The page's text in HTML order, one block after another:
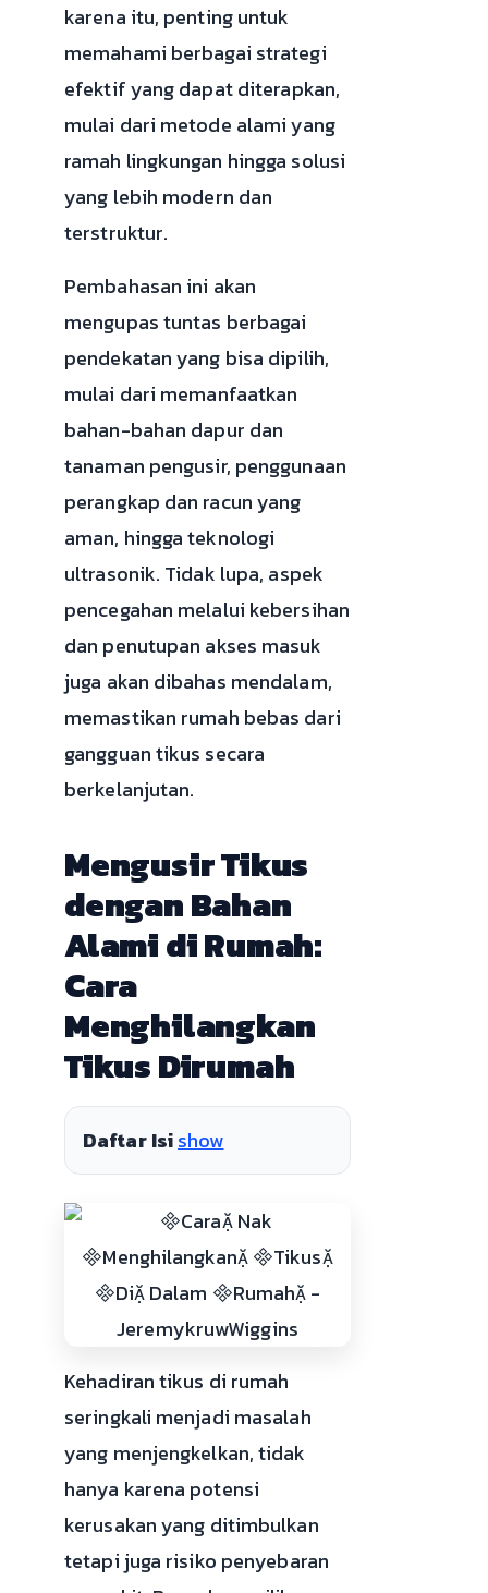
karena itu, penting untuk
memahami berbagai strategi
efektif yang dapat diterapkan,
mulai dari metode alami yang
ramah lingkungan hingga solusi
yang lebih modern dan
terstruktur.
Pembahasan ini akan
mengupas tuntas berbagai
pendekatan yang bisa dipilih,
mulai dari memanfaatkan
bahan-bahan dapur dan
tanaman pengusir, penggunaan
perangkap dan racun yang
aman, hingga teknologi
ultrasonik. Tidak lupa, aspek
pencegahan melalui kebersihan
dan penutupan akses masuk
juga akan dibahas mendalam,
memastikan rumah bebas dari
gangguan tikus secara
berkelanjutan.
Mengusir Tikus
dengan Bahan
Alami di Rumah:
Cara
Menghilangkan
Tikus Dirumah
Daftar Isishow
Kehadiran tikus di rumah
seringkali menjadi masalah
yang menjengkelkan, tidak
hanya karena potensi
kerusakan yang ditimbulkan
tetapi juga risiko penyebaran